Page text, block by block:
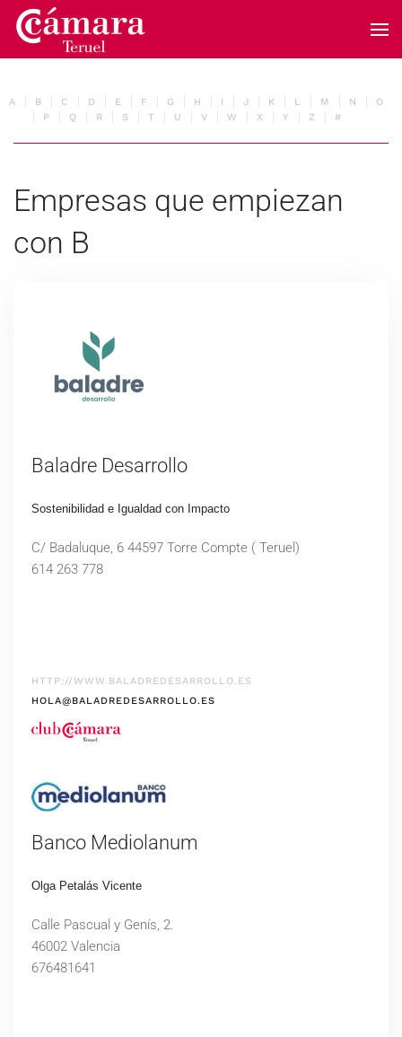
Skip to main content
A B C D E F G H I J K L M N
O
P
Q R S T U V W X Y Z #
Empresas que empiezan
con B
Baladre Desarrollo
Sostenibilidad e Igualdad con Impacto
C/ Badaluque, 6 44597 Torre Compte ( Teruel)
614 263 778
HTTP://WWW.BALADREDESARROLLO.ES
HOLA@BALADREDESARROLLO.ES
Banco Mediolanum
Olga Petalás Vicente
Calle Pascual y Genís, 2.
46002 Valencia
676481641